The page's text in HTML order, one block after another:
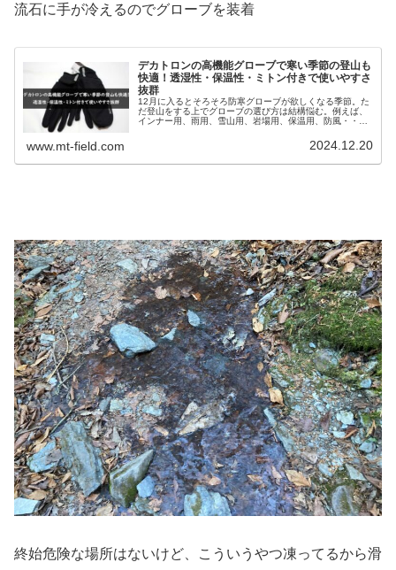
流石に手が冷えるのでグローブを装着
デカトロンの高機能グローブで寒い季節の登山も
快適！透湿性・保温性・ミトン付きで使いやすさ
抜群
12月に入るとそろそろ防寒グローブが欲しくなる季節。た
だ登山をする上でグローブの選び方は結構悩む。例えば、
インナー用、雨用、雪山用、岩場用、保温用、防風・・・
www.mt-field.com 2024.12.20
終始危険な場所はないけど、こういうやつ凍ってるから滑